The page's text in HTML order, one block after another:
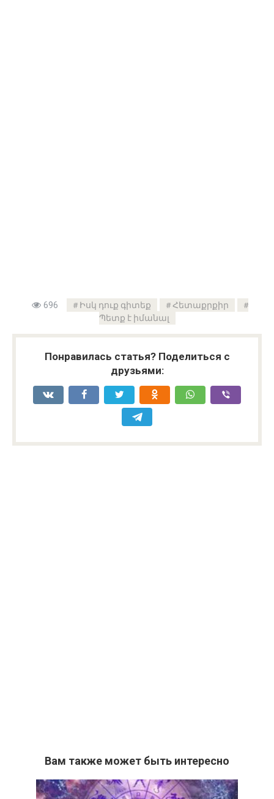
696 Իսկ դուք գիտեք
Հետաքրքիր
Պետք է իմանալ
Понравилась статья? Поделиться с
друзьями:
Вам также может быть интересно